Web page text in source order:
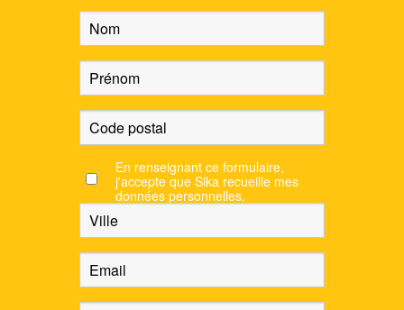
En renseignant ce formulaire,
j'accepte que Sika recueille mes
données personnelles.